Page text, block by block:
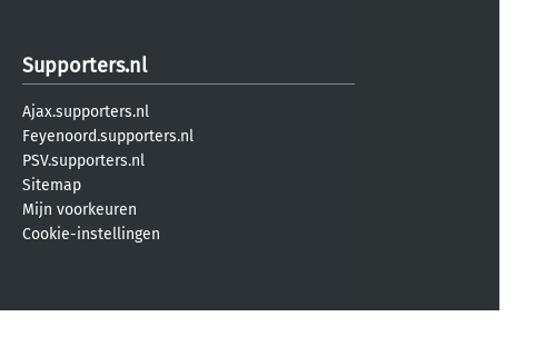
Supporters.nl
Ajax.supporters.nl
Feyenoord.supporters.nl
PSV.supporters.nl
Sitemap
Mijn voorkeuren
Cookie-instellingen